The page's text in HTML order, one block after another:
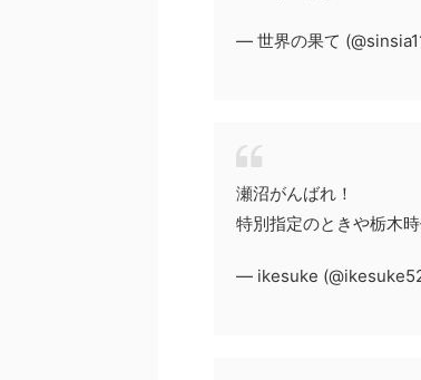
— 世界の果て
瀬沼がんばれ！
特別指定のときや栃木
— ikesuke